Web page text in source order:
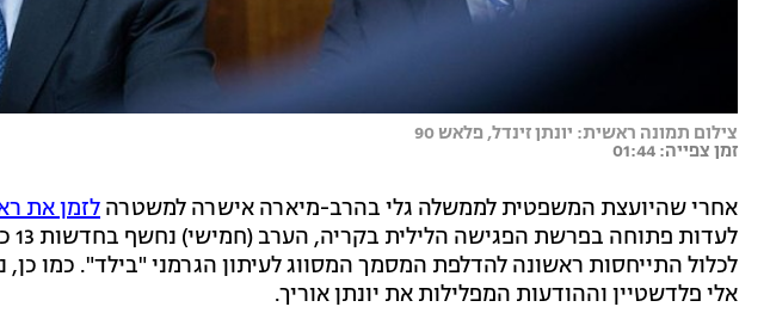
צילום תמונה ראשית: יונתן זינדל, פלאש 90
זמן צפייה: 01:44
אחרי שהיועצת המשפטית לממשלה גלי בהרב-מיארה אישרה למשטרה לזמן את
לכלול התייחסות ראשונה להדלפת המסמך המסווג לעיתון הגרמני "בילד". כמו כן,
אלי פלדשטיין וההודעות המפלילות את יונתן אוריך.